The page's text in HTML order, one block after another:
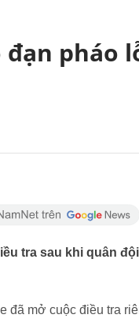
pháo
tra sau khi quân
đã mở cuộc điều tra